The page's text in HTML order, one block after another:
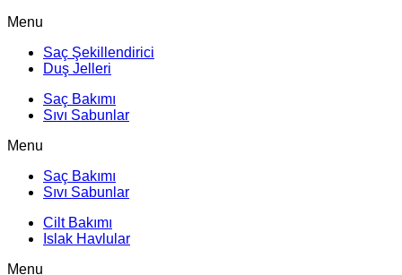
Menu
Saç Şekillendirici
Duş Jelleri
Saç Bakımı
Sıvı Sabunlar
Menu
Saç Bakımı
Sıvı Sabunlar
Cilt Bakımı
Islak Havlular
Menu